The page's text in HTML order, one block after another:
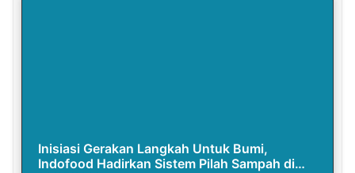
Inisiasi Gerakan Langkah Untuk Bumi,
Indofood Hadirkan Sistem Pilah Sampah di